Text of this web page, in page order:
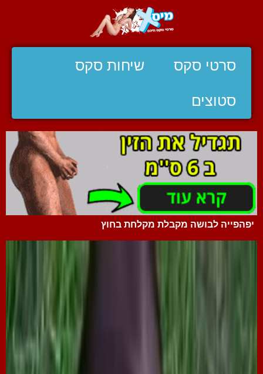
סרטי סקס שיחות סקס
סטוצים
יפהפייה לבושה מקבלת מקלחת בחוץ